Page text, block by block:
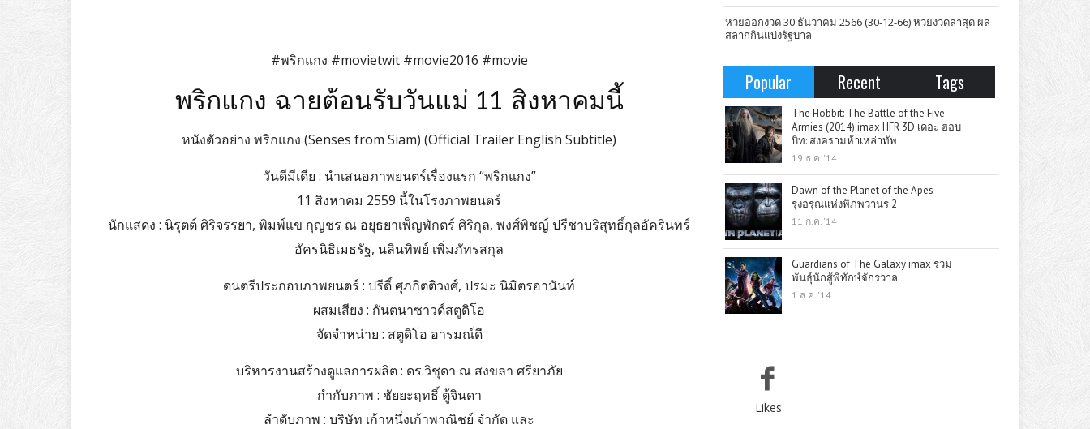
#พริกแกง #movietwit #movie2016 #movie
พริกแกง ฉายต้อนรับวันแม่ 11 สิงหาคมนี้
หนังตัวอย่าง พริกแกง (Senses from Siam) (Official Trailer English Subtitle)
วันดีมีเดีย : นำเสนอภาพยนตร์เรื่องแรก “พริกแกง”
11 สิงหาคม 2559 นี้ในโรงภาพยนตร์
นักแสดง : นิรุตต์ ศิริจรรยา, พิมพ์แข กุญชร ณ อยุธยาเพ็ญพักตร์ ศิริกุล, พงศ์พิชญ์ ปรีชาบริสุทธิ์กุลอัครินทร์
อัครนิธิเมธรัฐ, นลินทิพย์ เพิ่มภัทรสกุล
ดนตรีประกอบภาพยนตร์ : ปรีดิ์ ศุภกิตติวงศ์, ปรมะ นิมิตรอานันท์
ผสมเสียง : กันตนาซาวด์สตูดิโอ
จัดจำหน่าย : สตูดิโอ อารมณ์ดี
บริหารงานสร้างดูแลการผลิต : ดร.วิชุดา ณ สงขลา ศรียาภัย
กำกับภาพ : ชัยยะฤทธิ์ ตู้จินดา
ลำดับภาพ : บริษัท เก้าหนึ่งเก้าพาณิชย์ จำกัด และ
หวยออกงวด 30 ธันวาคม 2566 (30-12-66) หวยงวดล่าสุด ผล
สลากกินแบ่งรัฐบาล
Popular Recent Tags
The Hobbit: The Battle of the Five
Armies (2014) imax HFR 3D เดอะ ฮอบ
บิท: สงครามห้าเหล่าทัพ
19 ธ.ค. '14
Dawn of the Planet of the Apes
รุ่งอรุณแห่งพิภพวานร 2
11 ก.ค. '14
Guardians of The Galaxy imax รวม
พันธุ์นักสู้พิทักษ์จักรวาล
1 ส.ค. '14
Likes